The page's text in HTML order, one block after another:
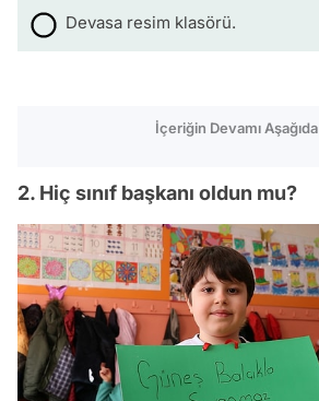
Devasa resim klasörü.
İçeriğin Devamı Aşağıda
2. Hiç sınıf başkanı oldun mu?